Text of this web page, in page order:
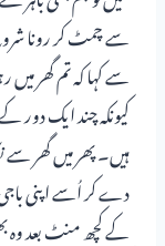
سے چمٹ کر رونا
سے کہا کہ تم گھر میں
کیونکہ چند ایک دور
ہیں۔ پھر میں گھر سے
دے کر اُسے اپنی
کے کچھ منٹ بعد وہ